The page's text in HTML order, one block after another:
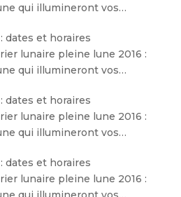
qui illumineront vos…
dates et horaires
lunaire pleine lune 2016 :
qui illumineront vos…
dates et horaires
lunaire pleine lune 2016 :
qui illumineront vos…
dates et horaires
lunaire pleine lune 2016 :